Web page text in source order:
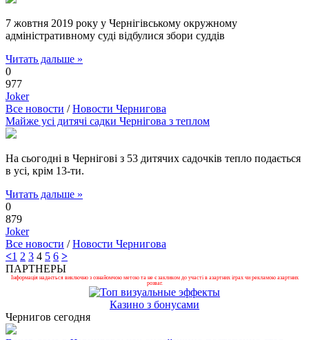
7 жовтня 2019 року у Чернігівському окружному
адміністративному суді відбулися збори суддів
Читать дальше »
0
977
Joker
Все новости /Новости Чернигова
Майже усі дитячі садки Чернігова з теплом
На сьогодні в Чернігові з 53 дитячих садочків тепло подається
в усі, крім 13-ти.
Читать дальше »
0
879
Joker
Все новости /Новости Чернигова
<1 2 3 4 5 6 >
ПАРТНЕРЫ
Інформація надається виключно з ознайомчою метою та не є закликом до участі в азартних іграх чи рекламою азартних
розваг.
Казино з бонусами
Чернигов сегодня